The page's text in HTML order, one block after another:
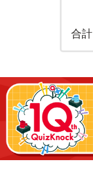
合計